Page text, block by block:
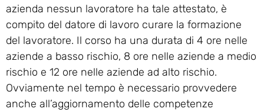
azienda nessun lavoratore ha tale attestato, è
compito del datore di lavoro curare la formazione
del lavoratore. Il corso ha una durata di 4 ore nelle
aziende a basso rischio, 8 ore nelle aziende a medio
rischio e 12 ore nelle aziende ad alto rischio.
Ovviamente nel tempo è necessario provvedere
anche all’aggiornamento delle competenze